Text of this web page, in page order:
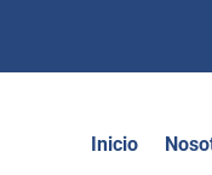
Inicio